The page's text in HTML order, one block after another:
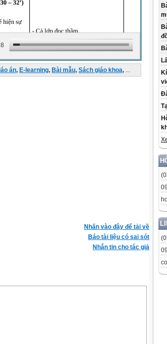
án, E-learning, Bài mẫu, Sách giáo khoa, ...
Nhấn vào đây để tải về
Báo tài liệu có sai sót
Nhắn tin cho tác giả